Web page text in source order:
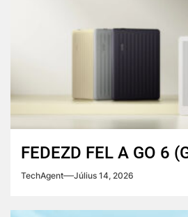
FEDEZD FEL A GO 6
TechAgent Július 14, 2026